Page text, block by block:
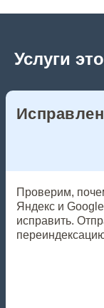
Услуги
Проверим,
Яндекс и
исправить.